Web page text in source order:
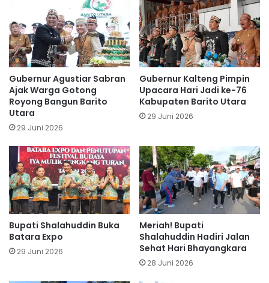
Gubernur Agustiar Sabran
Ajak Warga Gotong
Royong Bangun Barito
Utara
29 Juni 2026
Gubernur Kalteng Pimpin
Upacara Hari Jadi ke-76
Kabupaten Barito Utara
29 Juni 2026
Bupati Shalahuddin Buka
Batara Expo
29 Juni 2026
Meriah! Bupati
Shalahuddin Hadiri Jalan
Sehat Hari Bhayangkara
28 Juni 2026